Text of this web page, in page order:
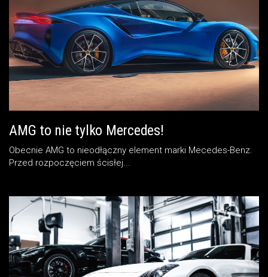
AMG to nie tylko Mercedes!
Obecnie AMG to nieodłączny element marki Mecedes-Benz.
Przed rozpoczęciem ścisłej...